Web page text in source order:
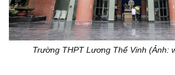
Trường THPT Lương Thế Vinh (Ảnh: